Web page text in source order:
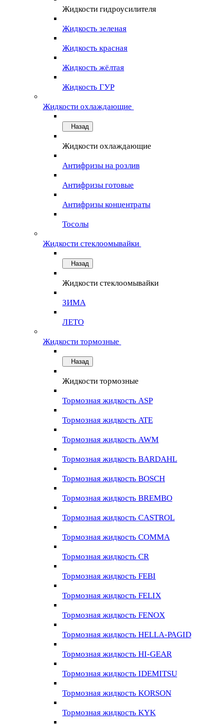
Жидкости гидроусилителя
Жидкость зеленая
Жидкость красная
Жидкость жёлтая
Жидкость ГУР
Жидкости охлаждающие
Назад
Жидкости охлаждающие
Антифризы на розлив
Антифризы готовые
Антифризы концентраты
Тосолы
Жидкости стеклоомывайки
Назад
Жидкости стеклоомывайки
ЗИМА
ЛЕТО
Жидкости тормозные
Назад
Жидкости тормозные
Тормозная жидкость ASP
Тормозная жидкость ATE
Тормозная жидкость AWM
Тормозная жидкость BARDAHL
Тормозная жидкость BOSCH
Тормозная жидкость BREMBO
Тормозная жидкость CASTROL
Тормозная жидкость COMMA
Тормозная жидкость CR
Тормозная жидкость FEBI
Тормозная жидкость FELIX
Тормозная жидкость FENOX
Тормозная жидкость HELLA-PAGID
Тормозная жидкость HI-GEAR
Тормозная жидкость IDEMITSU
Тормозная жидкость KORSON
Тормозная жидкость KYK